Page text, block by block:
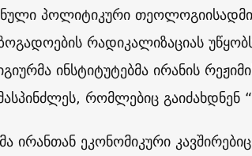
პოლიტიკური
რადიკალიზაციას
ინსტიტუტებმა ირანის
რომლებიც გაიძახდნენ
ირანთან ეკონომიკური